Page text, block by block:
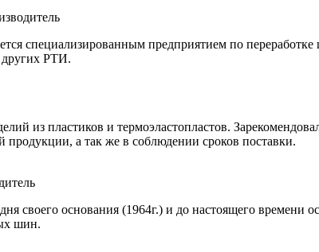
специализированным предприятием по
других РТИ.
из пластиков и термоэластопластов.
продукции, а так же в соблюдении сроков поставки.
основания (1964г.) и до настоящего времени
шин.